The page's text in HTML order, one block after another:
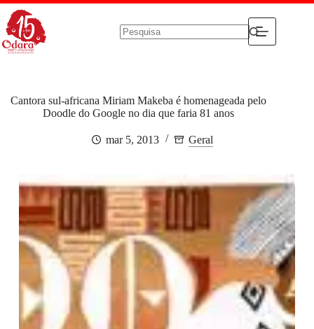
Pular
para
conteúdo
Cantora sul-africana Miriam Makeba é homenageada pelo
Doodle do Google no dia que faria 81 anos
mar 5, 2013 Geral